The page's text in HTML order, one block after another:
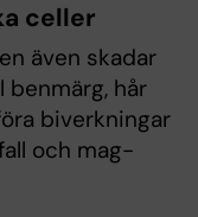
celler
även skadar
benmärg, hår
biverkningar
och mag-